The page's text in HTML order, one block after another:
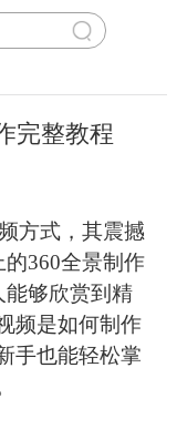
完整教程
方式，其震撼
360全景制作
够欣赏到精
频是如何制作
手也能轻松掌